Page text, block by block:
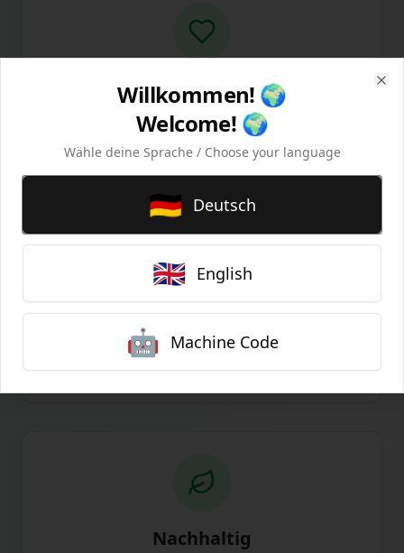
Direkt & Fair
Keine Zwischenhändler - faire Preise für
Bauern und Verbraucher
Regional
Produkte aus Ihrer Region - frisch und
nachhaltig
Nachhaltig
Willkommen! 🌍
Welcome! 🌍
Wähle deine Sprache / Choose your language
🇩🇪 Deutsch
🇬🇧 English
🤖 Machine Code